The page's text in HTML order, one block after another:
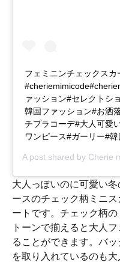
フェミニンチェックスカート❤︎ 3480yen
ァッション#セレクトシ
韓国ファッション#お洒
チプラコーデ#大人可愛
ワンピース#ガーリー#韓
A post shared by Cherie
大人っぽいのに可愛い
ースのチェック柄ミニ
ートです。チェック柄
トーンで揃えると大人
ることができます。バ
を取り入れているのも